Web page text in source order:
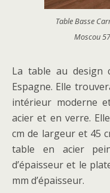
Table Basse
Moscou
La table au design
Espagne. Elle
intérieur moderne
acier et en verre.
cm de largeur et 45
table en acier
d’épaisseur et le
mm d’épaisseur.